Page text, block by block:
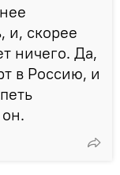
и, скорее
ничего. Да,
в Россию, и